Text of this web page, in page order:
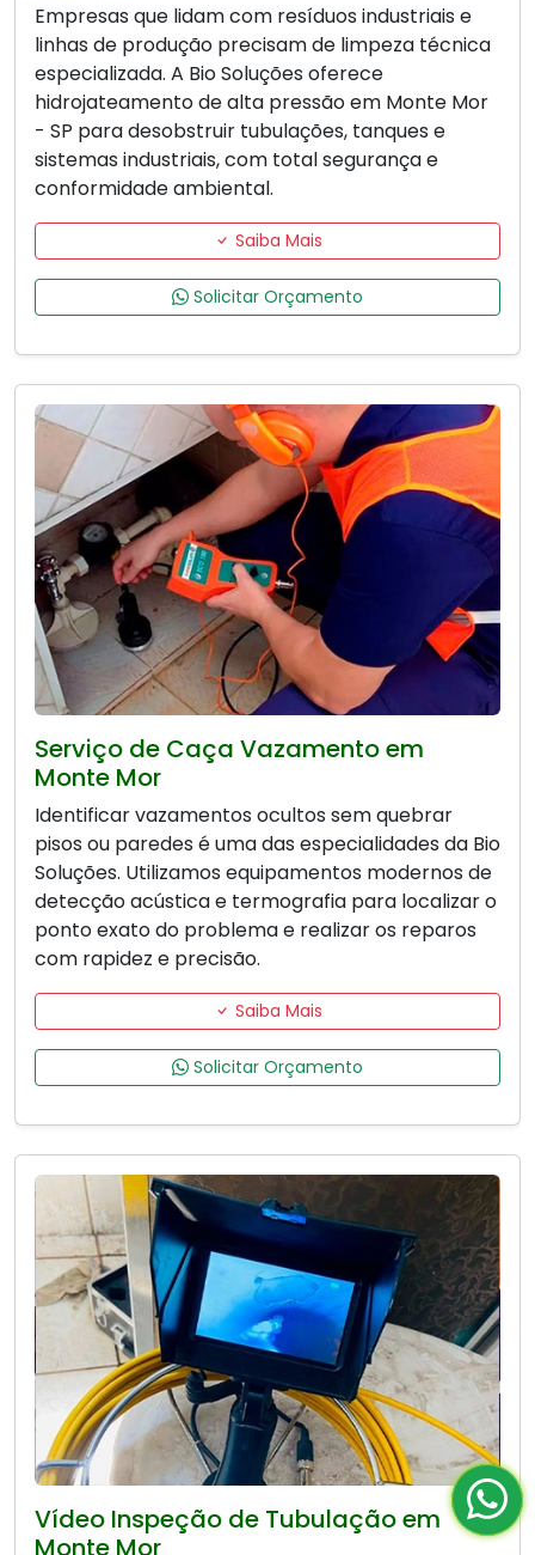
Empresas que lidam com resíduos industriais e
linhas de produção precisam de limpeza técnica
especializada. A Bio Soluções oferece
hidrojateamento de alta pressão em Monte Mor
- SP para desobstruir tubulações, tanques e
sistemas industriais, com total segurança e
conformidade ambiental.
Saiba Mais
Solicitar Orçamento
Serviço de Caça Vazamento em
Monte Mor
Identificar vazamentos ocultos sem quebrar
pisos ou paredes é uma das especialidades da Bio
Soluções. Utilizamos equipamentos modernos de
detecção acústica e termografia para localizar o
ponto exato do problema e realizar os reparos
com rapidez e precisão.
Saiba Mais
Solicitar Orçamento
Vídeo Inspeção de Tubulação em
Monte Mor